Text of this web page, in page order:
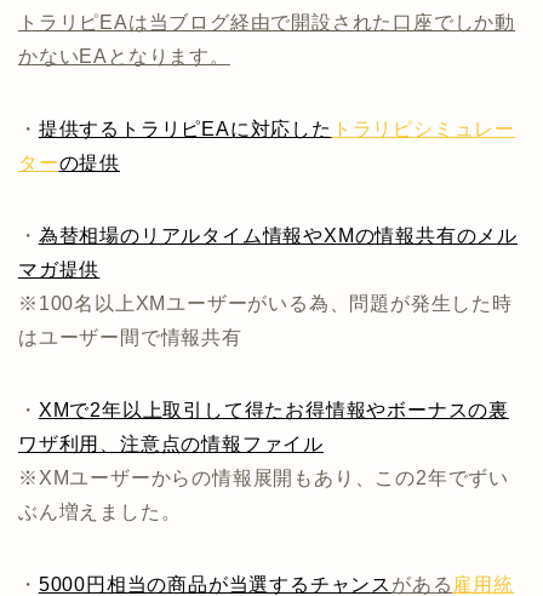
トラリピEAは当ブログ経由で開設された口座でしか動
かないEAとなります。
・ 提供するトラリピEAに対応した トラリピシミュレー
ターの提供
・ 為替相場のリアルタイム情報やXMの情報共有のメル
マガ提供
※100名以上XMユーザーがいる為、問題が発生した時
はユーザー間で情報共有
・ XMで2年以上取引して得たお得情報やボーナスの裏
ワザ利用、注意点の情報ファイル
※XMユーザーからの情報展開もあり、この2年でずい
ぶん増えました。
・ 5000円相当の商品が当選するチャンス がある 雇用統